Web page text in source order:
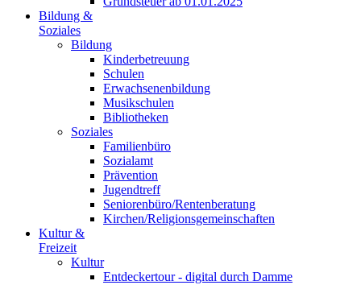
Bildung &
Soziales
Bildung
Kinderbetreuung
Schulen
Erwachsenenbildung
Musikschulen
Bibliotheken
Soziales
Familienbüro
Sozialamt
Prävention
Jugendtreff
Seniorenbüro/Rentenberatung
Kirchen/Religionsgemeinschaften
Kultur &
Freizeit
Kultur
Entdeckertour - digital durch Damme